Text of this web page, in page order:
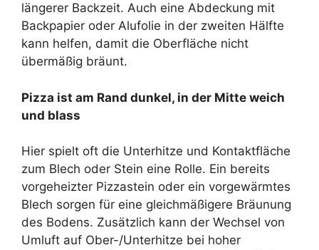
längerer Backzeit. Auch eine Abdeckung mit
Backpapier oder Alufolie in der zweiten Hälfte
kann helfen, damit die Oberfläche nicht
übermäßig bräunt.
Pizza ist am Rand dunkel, in der Mitte weich
und blass
Hier spielt oft die Unterhitze und Kontaktfläche
zum Blech oder Stein eine Rolle. Ein bereits
vorgeheizter Pizzastein oder ein vorgewärmtes
Blech sorgen für eine gleichmäßigere Bräunung
des Bodens. Zusätzlich kann der Wechsel von
Umluft auf Ober-/Unterhitze bei hoher